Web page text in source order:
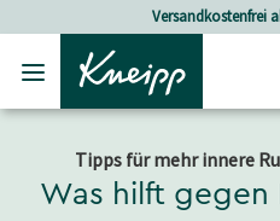
Skip to main content
Skip to footer contentVersandkostenfrei
Tipps für mehr innere
Was hilft gegen